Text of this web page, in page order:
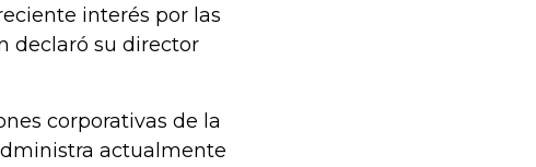
interés por las
declaró su director
corporativas de la
actualmente